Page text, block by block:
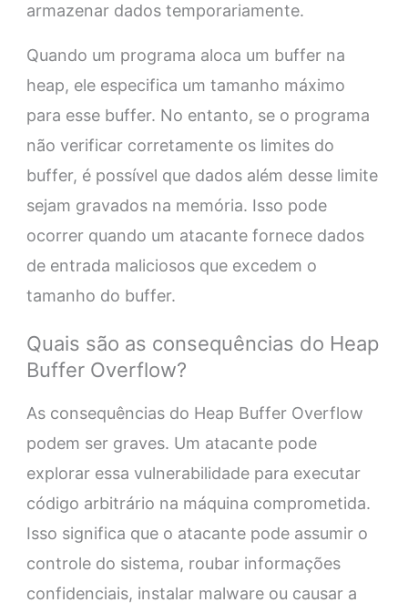
armazenar dados temporariamente.
Quando um programa aloca um buffer na
heap, ele especifica um tamanho máximo
para esse buffer. No entanto, se o programa
não verificar corretamente os limites do
buffer, é possível que dados além desse limite
sejam gravados na memória. Isso pode
ocorrer quando um atacante fornece dados
de entrada maliciosos que excedem o
tamanho do buffer.
Quais são as consequências do Heap
Buffer Overflow?
As consequências do Heap Buffer Overflow
podem ser graves. Um atacante pode
explorar essa vulnerabilidade para executar
código arbitrário na máquina comprometida.
Isso significa que o atacante pode assumir o
controle do sistema, roubar informações
confidenciais, instalar malware ou causar a